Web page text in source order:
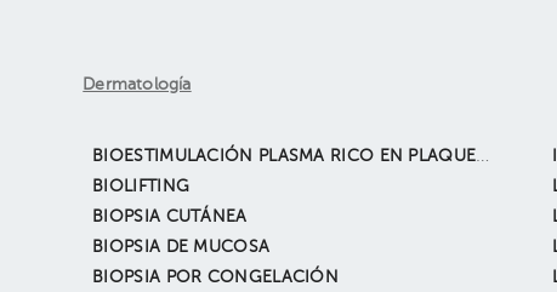
Dermatología
BIOESTIMULACIÓN PLASMA RICO EN PLAQUETAS
BIOLIFTING
BIOPSIA CUTÁNEA
BIOPSIA DE MUCOSA
BIOPSIA POR CONGELACIÓN